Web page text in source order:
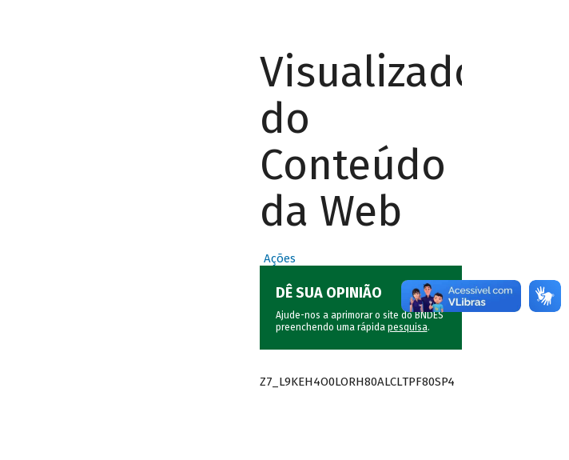
Visualizador
do
Conteúdo
da Web
Ações
DÊ SUA OPINIÃO
Ajude-nos a aprimorar o site do BNDES
preenchendo uma rápida pesquisa.
Z7_L9KEH4O0LORH80ALCLTPF80SP4